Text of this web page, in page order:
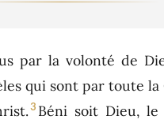
par la volonté de
qui sont par toute la
3 Béni soit Dieu,